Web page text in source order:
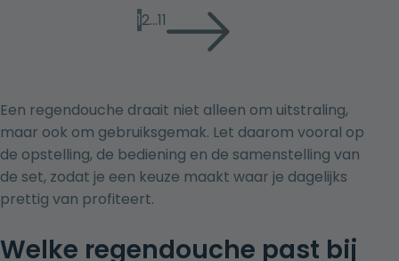
12…11
Een regendouche draait niet alleen om uitstraling,
maar ook om gebruiksgemak. Let daarom vooral op
de opstelling, de bediening en de samenstelling van
de set, zodat je een keuze maakt waar je dagelijks
prettig van profiteert.
Welke regendouche past bij